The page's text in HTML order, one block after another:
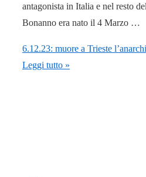
antagonista in Italia e nel resto
Bonanno era nato il 4 Marzo …
6.12.23: muore a Trieste
Leggi tutto »